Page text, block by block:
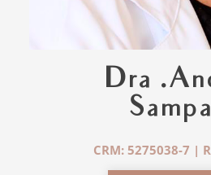
Dra
CRM: 5275038-7 |